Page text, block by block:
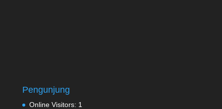
Pengunjung
Online Visitors: 1